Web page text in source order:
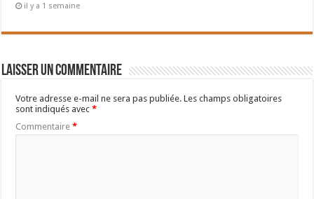
il y a 1 semaine
Laisser un commentaire
Votre adresse e-mail ne sera pas publiée. Les champs obligatoires
sont indiqués avec*
Commentaire*